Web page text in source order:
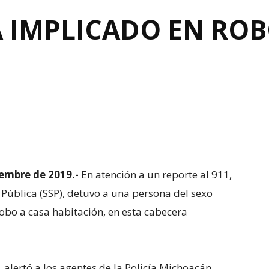
IMPLICADO EN
de 2019.- En atención a un reporte al 911,
(SSP), detuvo a una persona del sexo
a casa habitación, en esta cabecera